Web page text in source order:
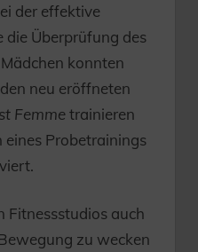
der effektive
Überprüfung des
konnten
neu eröffneten
Femmetrainieren
eines Probetrainings
Fitnessstudios auch
zu wecken